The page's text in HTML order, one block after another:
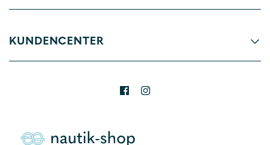
KUNDENCENTER